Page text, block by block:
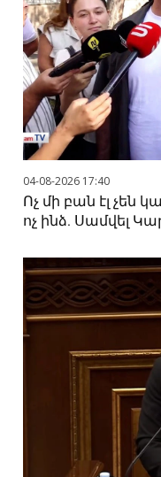
04-08-2026 17:40
Ոչ մի բան էլ չեն
ոչ ինձ. Սամվել